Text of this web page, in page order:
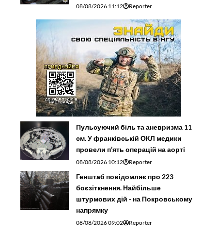
08/08/2026 11:12 Reporter
Пульсуючий біль та аневризма 11
см. У франківській ОКЛ медики
провели п’ять операцій на аорті
08/08/2026 10:12 Reporter
Генштаб повідомляє про 223
боєзіткнення. Найбільше
штурмових дій - на Покровському
напрямку
08/08/2026 09:02 Reporter